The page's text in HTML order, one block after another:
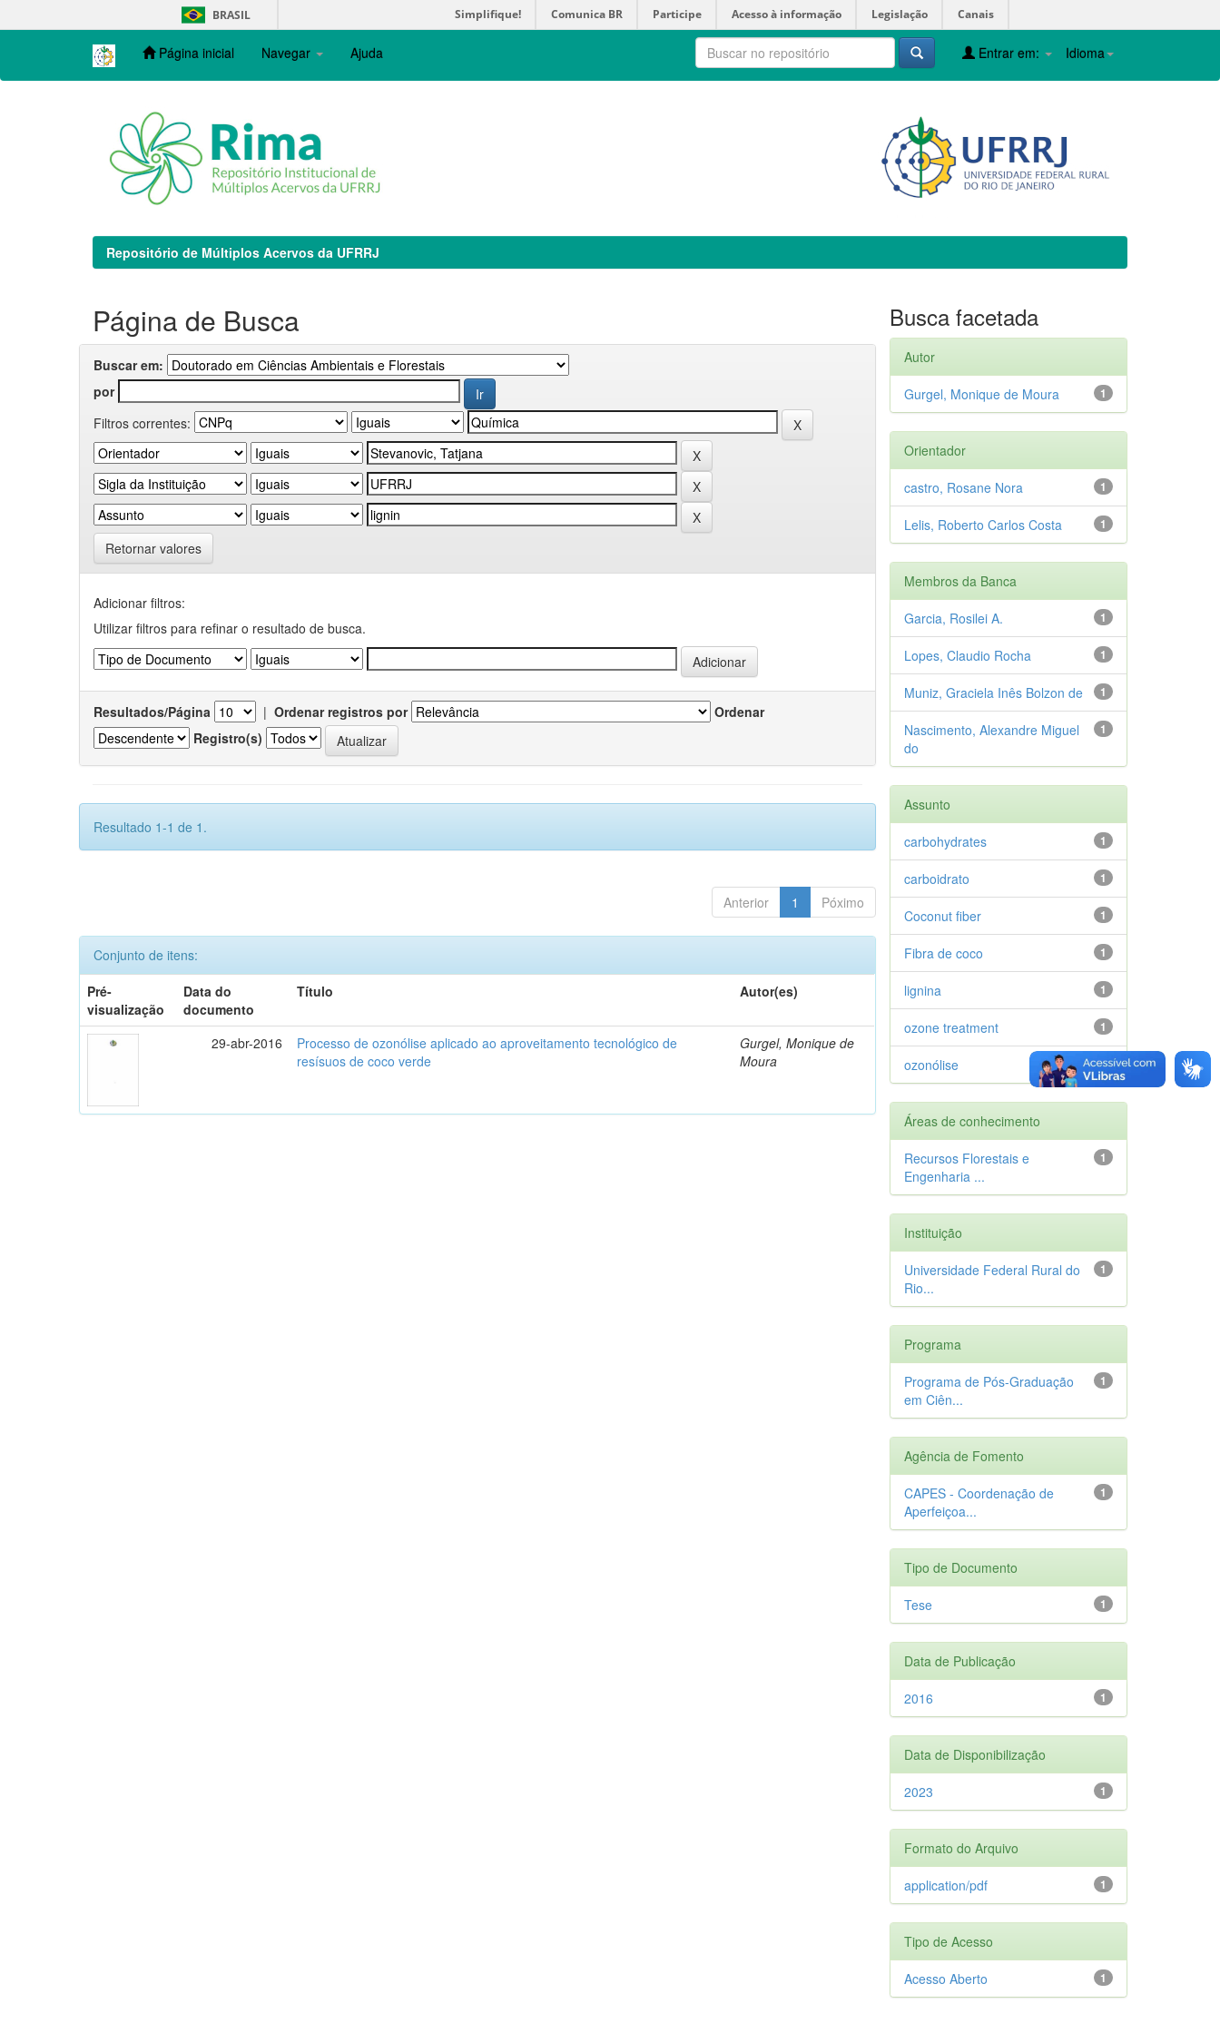
navigation
BRASIL Simplifique! Comunica BR Participe Acesso à informação Legislação Canais
Página inicial Navegar Ajuda Idioma
Entrar em:
Repositório de Múltiplos Acervos da UFRRJ
Página de Busca
Buscar em:
por
Filtros correntes:
Retornar valores
Adicionar filtros:
Utilizar filtros para refinar o resultado de busca.
Resultados/Página | Ordenar registros por
Ordenar
Registro(s)
Resultado 1-1 de 1.
Anterior 1 Póximo
Conjunto de itens:
Pré-
visualização
Data do
documento
Título Autor(es)
29-abr-2016
Processo de ozonólise aplicado ao aproveitamento tecnológico de
resísuos de coco verde
Gurgel, Monique de
Moura
Busca facetada
Autor
1
Gurgel, Monique de Moura
Orientador
1
castro, Rosane Nora
1
Lelis, Roberto Carlos Costa
Membros da Banca
1
Garcia, Rosilei A.
1
Lopes, Claudio Rocha
1
Muniz, Graciela Inês Bolzon de
1
Nascimento, Alexandre Miguel
do
Assunto
1
carbohydrates
1
carboidrato
1
Coconut fiber
1
Fibra de coco
1
lignina
1
ozone treatment
1
ozonólise
Áreas de conhecimento
1
Recursos Florestais e
Engenharia ...
Instituição
1
Universidade Federal Rural do
Rio...
Programa
1
Programa de Pós-Graduação
em Ciên...
Agência de Fomento
1
CAPES - Coordenação de
Aperfeiçoa...
Tipo de Documento
1
Tese
Data de Publicação
1
2016
Data de Disponibilização
1
2023
Formato do Arquivo
1
application/pdf
Tipo de Acesso
1
Acesso Aberto